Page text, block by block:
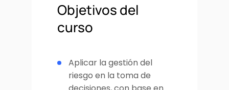
Objetivos del
curso
Aplicar la gestión del
riesgo en la toma de